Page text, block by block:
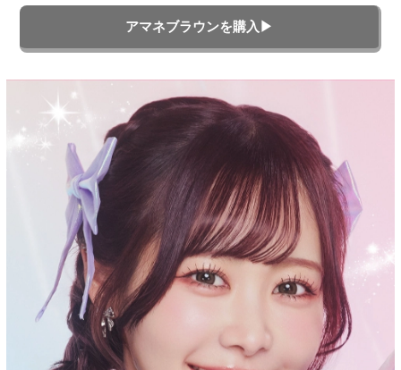
アマネブラウンを購入▶